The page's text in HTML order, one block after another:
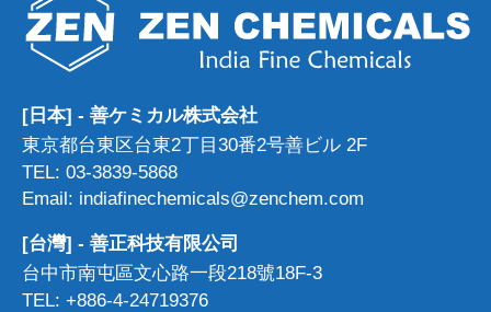
[日本] - 善ケミカル株式会社
東京都台東区台東2丁目30番2号善ビル 2F
TEL: 03-3839-5868
Email: indiafinechemicals@zenchem.com
[台灣] - 善正科技有限公司
台中市南屯區文心路一段218號18F-3
TEL: +886-4-24719376